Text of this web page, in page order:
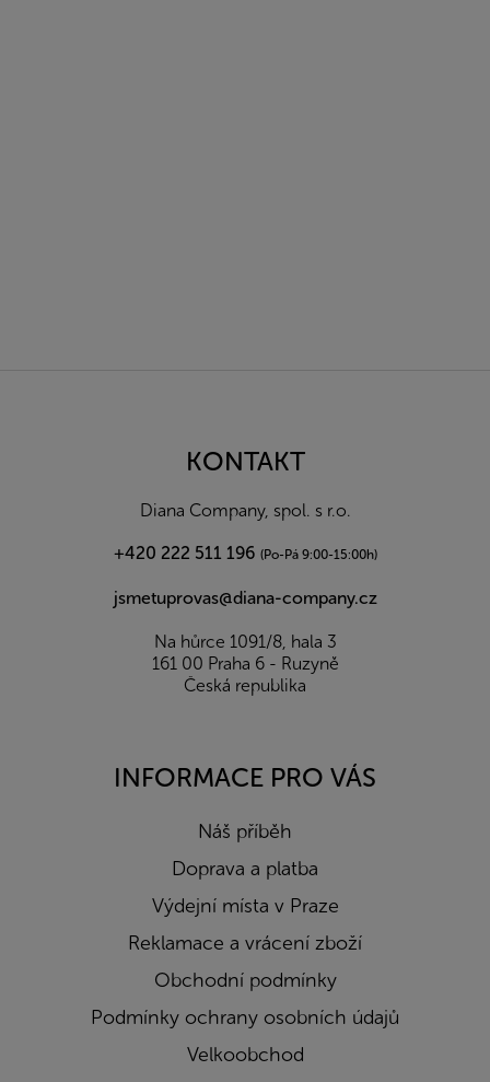
KONTAKT
Diana Company, spol. s r.o.
+420 222 511 196 (Po-Pá 9:00-15:00h)
jsmetuprovas@diana-company.cz
Na hůrce 1091/8, hala 3
161 00 Praha 6 - Ruzyně
Česká republika
INFORMACE PRO VÁS
Náš příběh
Doprava a platba
Výdejní místa v Praze
Reklamace a vrácení zboží
Obchodní podmínky
Podmínky ochrany osobních údajů
Velkoobchod